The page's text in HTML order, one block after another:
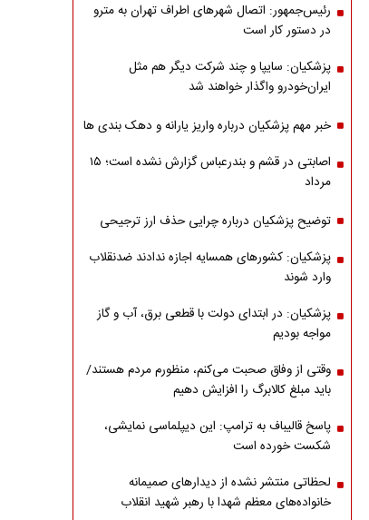
رئیس‌جمهور: اتصال شهرهای اطراف تهران به مترو
در دستور کار است
پزشکیان: سایپا و چند شرکت دیگر هم مثل
ایران‌خودرو واگذار خواهند شد
خبر مهم پزشکیان درباره واریز یارانه و دهک بندی ها
اصابتی در قشم و بندرعباس گزارش نشده است؛ ۱۵
مرداد
توضیح پزشکیان درباره چرایی حذف ارز ترجیحی
پزشکیان: کشورهای همسایه اجازه ندادند ضدنقلاب
وارد شوند
پزشکیان: در ابتدای دولت با قطعی برق، آب و گاز
مواجه بودیم
وقتی از وفاق صحبت می‌کنم، منظورم مردم هستند/
باید مبلغ کالابرگ را افزایش دهیم
پاسخ قالیباف به ترامپ: این دیپلماسی نمایشی،
شکست خورده است
لحظاتی منتشر نشده از دیدارهای صمیمانه
خانواده‌های معظم شهدا با رهبر شهید انقلاب